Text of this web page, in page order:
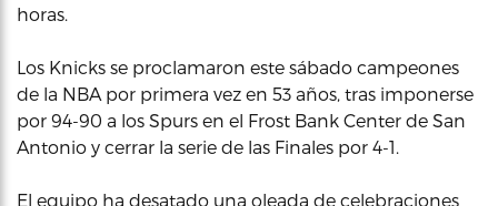
horas.
Los Knicks se proclamaron este sábado campeones
de la NBA por primera vez en 53 años, tras imponerse
por 94-90 a los Spurs en el Frost Bank Center de San
Antonio y cerrar la serie de las Finales por 4-1.
El equipo ha desatado una oleada de celebraciones